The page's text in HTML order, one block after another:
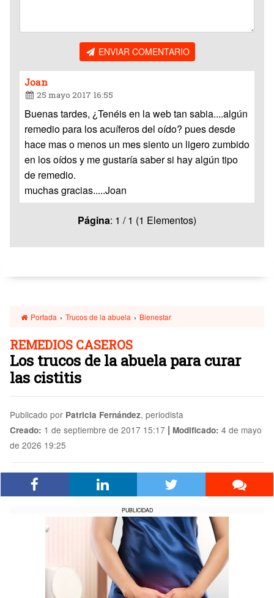
ENVIAR COMENTARIO
Joan
25 mayo 2017 16:55
Buenas tardes, ¿Tenéis en la web tan sabia....algún
remedio para los acuíferos del oído? pues desde
hace mas o menos un mes siento un ligero zumbido
en los oídos y me gustaría saber si hay algún tipo
de remedio.
muchas gracias.....Joan
Página: 1 / 1 (1 Elementos)
Portada › Trucos de la abuela › Bienestar
REMEDIOS CASEROS
Los trucos de la abuela para curar
las cistitis
Publicado por Patricia Fernández, periodista
Creado: 1 de septiembre de 2017 15:17 | Modificado: 4 de mayo
de 2026 19:25
PUBLICIDAD